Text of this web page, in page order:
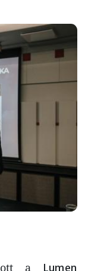
a Lumen